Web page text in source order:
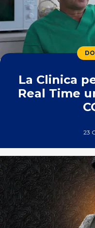
La Clinica
Real Time
23